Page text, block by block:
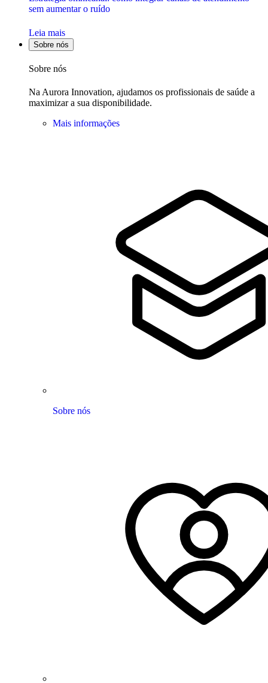
sem aumentar o ruído
Leia mais
Sobre nós
Sobre nós
Na Aurora Innovation, ajudamos os profissionais de saúde a
maximizar a sua disponibilidade.
Mais informações
Sobre nós